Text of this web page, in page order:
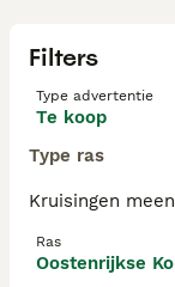
Filters
Type advertentie
Te koop
Type ras
Kruisingen
Ras
Oostenrijkse